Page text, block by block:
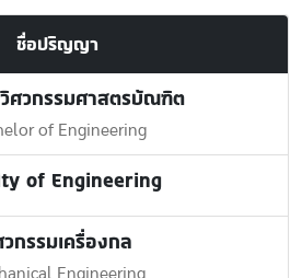
ชื่อปริญญา
ศวกรรมศาสตรบัณฑิต
of Engineering
of Engineering
กรรมเครื่องกล
Engineering